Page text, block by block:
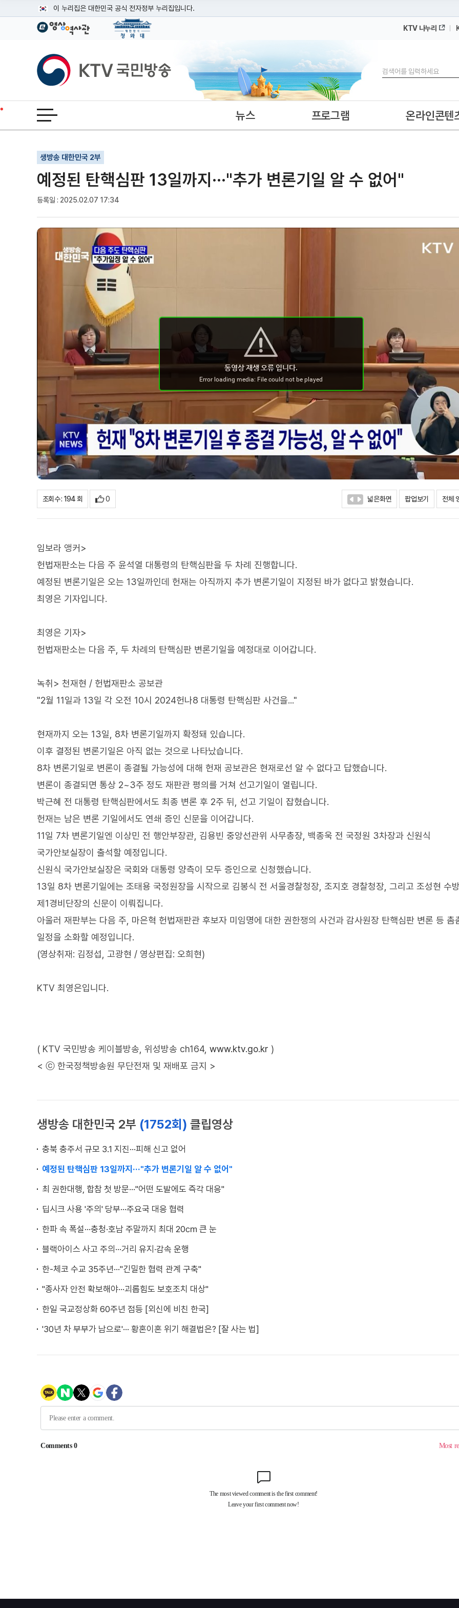
이 누리집은 대한민국 공식 전자정부 누리집입니다.
공식 누리집 주소 확인하기
이밖에 or.kr 또는 .kr등 다른 도메인 주소를 사용하고 있다면 아래 URL에서 도메인 주소를 확인해 보세요
운영중인 공식 누리집보기
KTV 나누리
KTV국민방송
검색
전체메뉴 열기 뉴스 프로그램 온라인콘텐
생방송 대한민국 2부
예정된 탄핵심판 13일까지···"추가 변론기일 알 수 없어"
등록일 : 2025.02.07 17:34
기사인쇄
글자확대
글자축소
조회수 : 194 회 0 넓은화면 팝업보기 전체
임보라 앵커>
헌법재판소는 다음 주 윤석열 대통령의 탄핵심판을 두 차례 진행합니다.
예정된 변론기일은 오는 13일까인데 헌재는 아직까지 추가 변론기일이 지정된 바가 없다고 밝혔습니다.
최영은 기자입니다.
최영은 기자>
헌법재판소는 다음 주, 두 차례의 탄핵심판 변론기일을 예정대로 이어갑니다.
녹취> 천재현 / 헌법재판소 공보관
"2월 11일과 13일 각 오전 10시 2024헌나8 대통령 탄핵심판 사건을..."
현재까지 오는 13일, 8차 변론기일까지 확정돼 있습니다.
이후 결정된 변론기일은 아직 없는 것으로 나타났습니다.
8차 변론기일로 변론이 종결될 가능성에 대해 헌재 공보관은 현재로선 알 수 없다고 답했습니다.
변론이 종결되면 통상 2~3주 정도 재판관 평의를 거쳐 선고기일이 열립니다.
박근혜 전 대통령 탄핵심판에서도 최종 변론 후 2주 뒤, 선고 기일이 잡혔습니다.
헌재는 남은 변론 기일에서도 연쇄 증인 신문을 이어갑니다.
11일 7차 변론기일엔 이상민 전 행안부장관, 김용빈 중앙선관위 사무총장, 백종욱 전 국정원 3차장과 신원식
국가안보실장이 출석할 예정입니다.
신원식 국가안보실장은 국회와 대통령 양측이 모두 증인으로 신청했습니다.
13일 8차 변론기일에는 조태용 국정원장을 시작으로 김봉식 전 서울경찰청장, 조지호 경찰청장, 그리고 조성현 수
제1경비단장의 신문이 이뤄집니다.
아울러 재판부는 다음 주, 마은혁 헌법재판관 후보자 미임명에 대한 권한쟁의 사건과 감사원장 탄핵심판 변론 등 촘
일정을 소화할 예정입니다.
(영상취재: 김정섭, 고광현 / 영상편집: 오희현)
KTV 최영은입니다.
( KTV 국민방송 케이블방송, 위성방송 ch164, www.ktv.go.kr )
< ⓒ 한국정책방송원 무단전재 및 재배포 금지 >
생방송 대한민국 2부 (1752회) 클립영상
충북 충주서 규모 3.1 지진···피해 신고 없어
예정된 탄핵심판 13일까지···"추가 변론기일 알 수 없어"
최 권한대행, 합참 첫 방문···"어떤 도발에도 즉각 대응"
딥시크 사용 '주의' 당부···주요국 대응 협력
한파 속 폭설···충청·호남 주말까지 최대 20㎝ 큰 눈
블랙아이스 사고 주의···거리 유지·감속 운행
한-체코 수교 35주년···"긴밀한 협력 관계 구축"
"종사자 안전 확보해야···괴롭힘도 보호조치 대상"
한일 국교정상화 60주년 점등 [외신에 비친 한국]
'30년 차 부부가 남으로'··· 황혼이혼 위기 해결법은? [잘 사는 법]